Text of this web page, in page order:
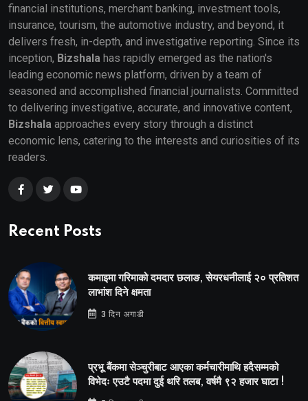
financial institutions, merchant banking, investment tools,
insurance, tourism, the automotive industry, and beyond, it
delivers fresh, in-depth, and investigative reporting. Since its
inception, Bizshala has rapidly emerged as the nation's
leading economic news platform, driven by a team of
seasoned and accomplished financial journalists. Committed
to delivering investigative, accurate, and innovative content,
Bizshala approaches every story through a distinct
economic lens, catering to the interests and curiosities of its
readers.
Recent Posts
कमाइमा गरिमाको दमदार छलाङ, सेयरधनीलाई २० प्रतिशत
लाभांश दिने क्षमता
3 दिन अगाडी
प्रभू बैंकमा सेञ्चुरीबाट आएका कर्मचारीमाथि हदैसम्मको
विभेदः एउटै पदमा दुई थरि तलब, वर्षमै ९२ हजार घाटा !